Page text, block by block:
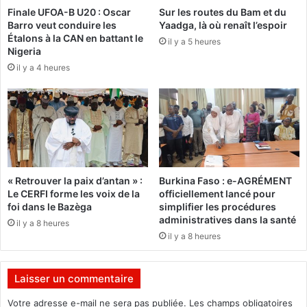
j
e
u
n
e
i
l
l
e
p
r
o
v
o
q
l
c
c
h
a
r
g
d
u
d
o
s
i
e
s
r
o
n
Finale UFOA-B U20 : Oscar
Barro veut conduire les
Étalons à la CAN en battant le
Nigeria
il y a 4 heures
Sur les routes du Bam et du
Yaadga, là où renaît l’espoir
il y a 5 heures
« Retrouver la paix d’antan » :
Le CERFI forme les voix de la
foi dans le Bazèga
il y a 8 heures
Burkina Faso : e-AGRÉMENT
officiellement lancé pour
simplifier les procédures
administratives dans la santé
il y a 8 heures
Laisser un commentaire
Votre adresse e-mail ne sera pas publiée. Les champs obligatoires